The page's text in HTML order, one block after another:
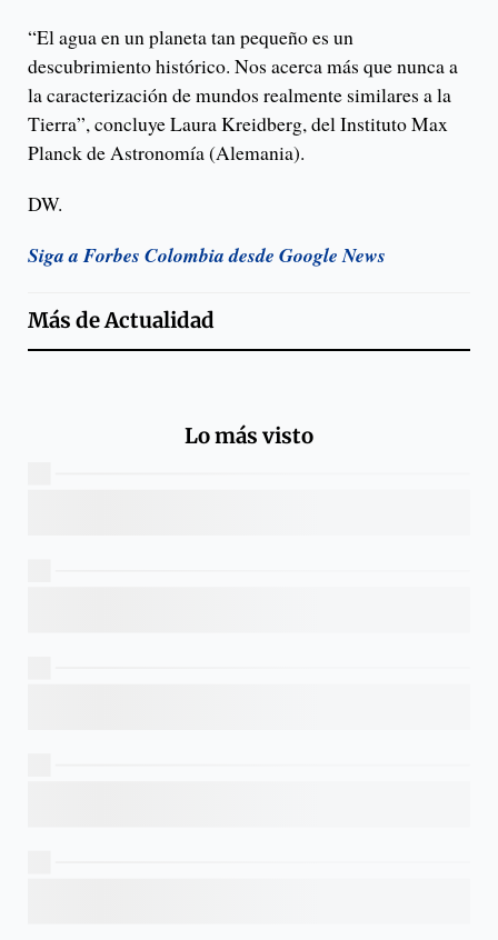
“El agua en un planeta tan pequeño es un
descubrimiento histórico. Nos acerca más que nunca a
la caracterización de mundos realmente similares a la
Tierra”, concluye Laura Kreidberg, del Instituto Max
Planck de Astronomía (Alemania).
DW.
Siga a Forbes Colombia desde Google News
Más deActualidad
Lo más visto